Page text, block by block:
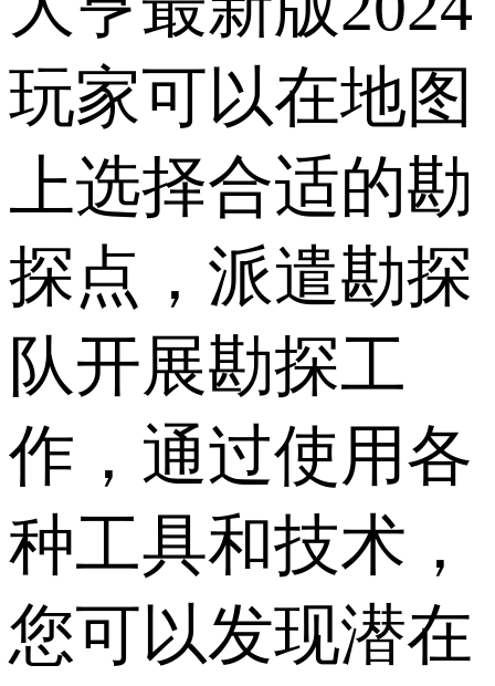
玩家可以在地图
上选择合适的勘
探点，派遣勘探
队开展勘探工
作，通过使用各
种工具和技术，
您可以发现潜在